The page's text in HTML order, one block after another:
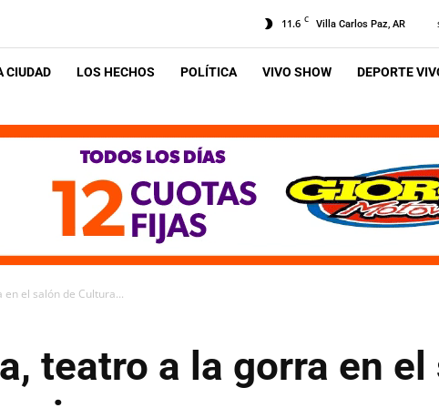
11.6 C Villa Carlos Paz, AR
CIUDAD LOS HECHOS POLÍTICA VIVO SHOW DEPORTE
el salón de Cultura...
teatro a la gorra en el